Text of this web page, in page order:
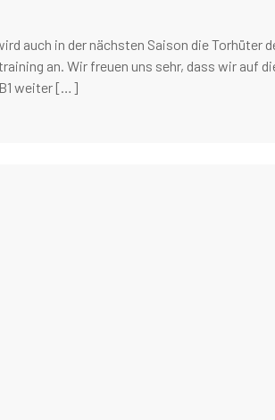
auch in der nächsten Saison die Torhüter
an. Wir freuen uns sehr, dass wir auf
weiter […]